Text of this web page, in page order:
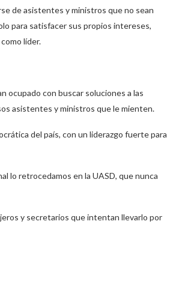
de asistentes y ministros que no sean
para satisfacer sus propios intereses,
líder.
ocupado con buscar soluciones a las
asistentes y ministros que le mienten.
del país, con un liderazgo fuerte para
lo retrocedamos en la UASD, que nunca
y secretarios que intentan llevarlo por